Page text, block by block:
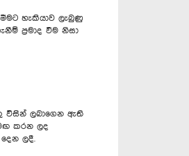
හැකියාව ලැබුණු
ප්‍රමාද වීම නිසා
විසින් ලබාගෙන ඇති
කරන ලද
ලදී.